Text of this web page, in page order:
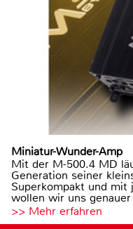
Miniatur-Wunder-Amp
Mit der M-500.4 MD
Generation seiner
Superkompakt und
wollen wir uns genauer
>> Mehr erfahren